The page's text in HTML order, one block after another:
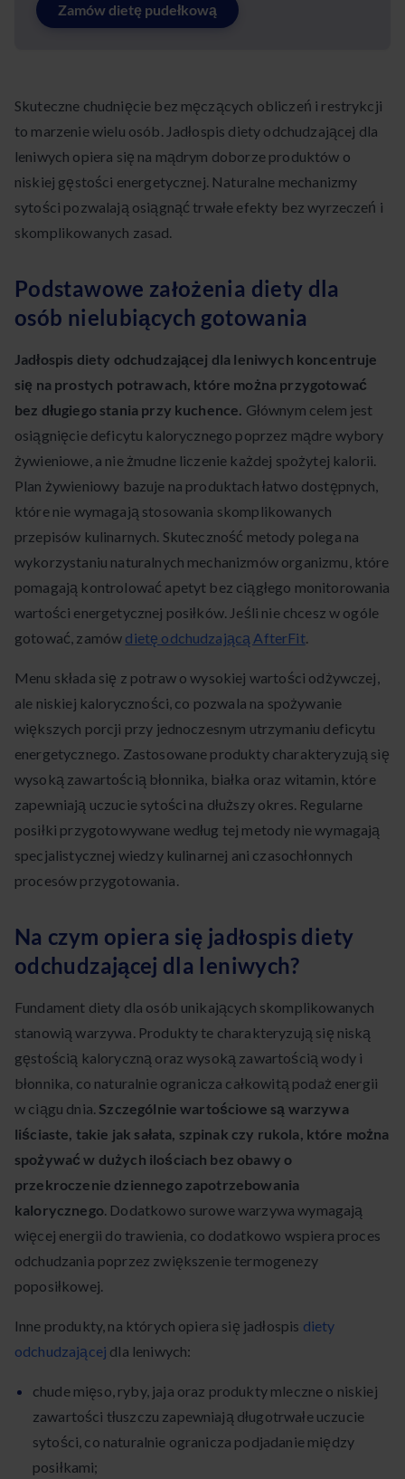
Zamów dietę pudełkową
Skuteczne chudnięcie bez męczących obliczeń i restrykcji
to marzenie wielu osób. Jadłospis diety odchudzającej dla
leniwych opiera się na mądrym doborze produktów o
niskiej gęstości energetycznej. Naturalne mechanizmy
sytości pozwalają osiągnąć trwałe efekty bez wyrzeczeń i
skomplikowanych zasad.
Podstawowe założenia diety dla
osób nielubiących gotowania
Jadłospis diety odchudzającej dla leniwych koncentruje
się na prostych potrawach, które można przygotować
bez długiego stania przy kuchence. Głównym celem jest
osiągnięcie deficytu kalorycznego poprzez mądre wybory
żywieniowe, a nie żmudne liczenie każdej spożytej kalorii.
Plan żywieniowy bazuje na produktach łatwo dostępnych,
które nie wymagają stosowania skomplikowanych
przepisów kulinarnych. Skuteczność metody polega na
wykorzystaniu naturalnych mechanizmów organizmu, które
pomagają kontrolować apetyt bez ciągłego monitorowania
wartości energetycznej posiłków. Jeśli nie chcesz w ogóle
gotować, zamów dietę odchudzającą AfterFit.
Menu składa się z potraw o wysokiej wartości odżywczej,
ale niskiej kaloryczności, co pozwala na spożywanie
większych porcji przy jednoczesnym utrzymaniu deficytu
energetycznego. Zastosowane produkty charakteryzują się
wysoką zawartością błonnika, białka oraz witamin, które
zapewniają uczucie sytości na dłuższy okres. Regularne
posiłki przygotowywane według tej metody nie wymagają
specjalistycznej wiedzy kulinarnej ani czasochłonnych
procesów przygotowania.
Na czym opiera się jadłospis diety
odchudzającej dla leniwych?
Fundament diety dla osób unikających skomplikowanych
stanowią warzywa. Produkty te charakteryzują się niską
gęstością kaloryczną oraz wysoką zawartością wody i
błonnika, co naturalnie ogranicza całkowitą podaż energii
w ciągu dnia.Szczególnie wartościowe są warzywa
liściaste, takie jak sałata, szpinak czy rukola, które można
spożywać w dużych ilościach bez obawy o
przekroczenie dziennego zapotrzebowania
kalorycznego. Dodatkowo surowe warzywa wymagają
więcej energii do trawienia, co dodatkowo wspiera proces
odchudzania poprzez zwiększenie termogenezy
poposiłkowej.
Inne produkty, na których opiera się jadłospis diety
odchudzającej dla leniwych:
chude mięso, ryby, jaja oraz produkty mleczne o niskiej
zawartości tłuszczu zapewniają długotrwałe uczucie
sytości, co naturalnie ogranicza podjadanie między
posiłkami;